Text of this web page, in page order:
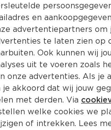
Gulpen
voor elkaar. In onze
zijn die biologisch
en met een duidelijke
en
advertentiepartners om
te laten zien op
Ook kunnen wij
uit te voeren zoals
onze advertenties. Als je
je akkoord dat wij jouw
met derden. Via
welke cookies we
of intrekken. Lees